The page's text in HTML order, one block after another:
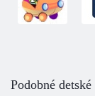
Podobné